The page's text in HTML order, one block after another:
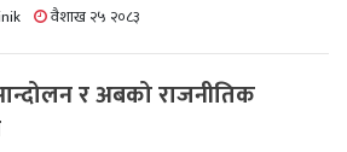
वैशाख २५ २०८३
र अबको राजनीतिक